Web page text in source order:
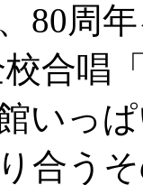
80周
合唱
いっ
合う